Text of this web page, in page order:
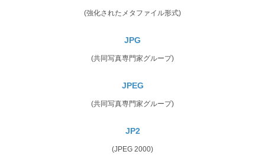
(強化されたメタファイル形式)
JPG
(共同写真専門家グループ)
JPEG
(共同写真専門家グループ)
JP2
(JPEG 2000)